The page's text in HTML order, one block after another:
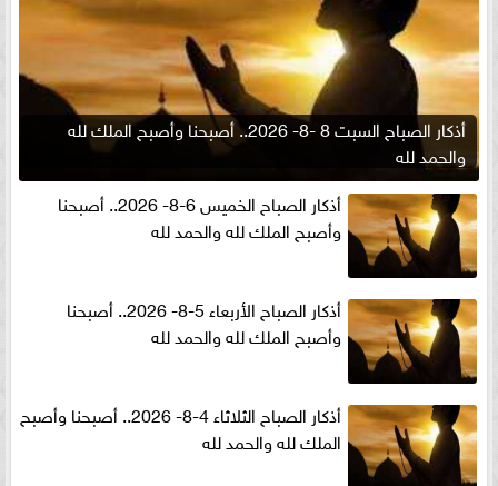
أذكار الصباح السبت 8 -8- 2026.. أصبحنا وأصبح الملك لله
والحمد لله
أذكار الصباح الخميس 6-8- 2026.. أصبحنا
وأصبح الملك لله والحمد لله
أذكار الصباح الأربعاء 5-8- 2026.. أصبحنا
وأصبح الملك لله والحمد لله
أذكار الصباح الثلاثاء 4-8- 2026.. أصبحنا وأصبح
الملك لله والحمد لله